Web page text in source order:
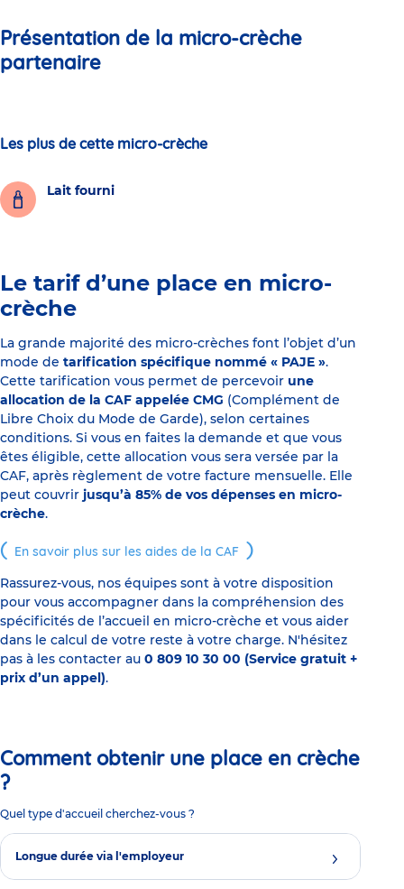
Présentation de la micro-crèche
partenaire
Les plus de cette micro-crèche
Lait fourni
Le tarif d’une place en micro-
crèche
La grande majorité des micro-crèches font l’objet d’un
mode de tarification spécifique nommé « PAJE ».
Cette tarification vous permet de percevoir une
allocation de la CAF appelée CMG (Complément de
Libre Choix du Mode de Garde), selon certaines
conditions. Si vous en faites la demande et que vous
êtes éligible, cette allocation vous sera versée par la
CAF, après règlement de votre facture mensuelle. Elle
peut couvrir jusqu’à 85% de vos dépenses en micro-
crèche.
En savoir plus sur les aides de la CAF
Rassurez-vous, nos équipes sont à votre disposition
pour vous accompagner dans la compréhension des
spécificités de l’accueil en micro-crèche et vous aider
dans le calcul de votre reste à votre charge. N'hésitez
pas à les contacter au 0 809 10 30 00 (Service gratuit +
prix d’un appel).
Comment obtenir une place en crèche
?
Quel type d'accueil cherchez-vous ?
Longue durée via l'employeur